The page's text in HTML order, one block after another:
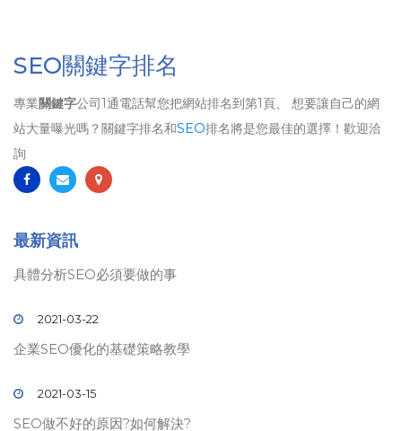
SEO關鍵字排名
專業關鍵字公司1通電話幫您把網站排名到第1頁、 想要讓自己的網
站大量曝光嗎？關鍵字排名和SEO排名將是您最佳的選擇！歡迎洽
詢
最新資訊
具體分析SEO必須要做的事
2021-03-22
企業SEO優化的基礎策略教學
2021-03-15
SEO做不好的原因?如何解決?